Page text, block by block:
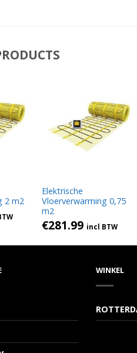
2 m2
Elektrische
Vloerverwarming 0,75
m2
€281.99 incl BTW
WINKEL